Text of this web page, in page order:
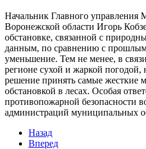
Начальник Главного
Воронежской области Игорь
обстановке, связанной с
данным, по сравнению с
уменьшение. Тем не менее, в
регионе сухой и жаркой погодой,
решение принять самые жесткие
обстановкой в лесах. Особая
противопожарной безопасности
администраций муниципальных
Назад
Вперед